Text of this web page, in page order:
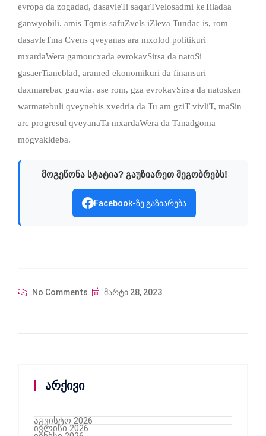
evropa da zogadad, dasavleTi saqarTvelosadmi keTiladaa
ganwyobili. amis Tqmis safuZvels iZleva Tundac is, rom
dasavleTma Cvens qveyanas ara mxolod politikuri
mxardaWera gamoucxada evrokavSirsa da natoSi
gasaerTianeblad, aramed ekonomikuri da finansuri
daxmarebac gauwia. ase rom, gza evrokavSirsa da natosken
warmatebuli qveynebis xvedria da Tu am gziT vivliT, maSin
arc progresul qveyanaTa mxardaWera da Tanadgoma
mogvakldeba.
მოგეწონა სტატია? გაუზიარეთ მეგობრებს!
Facebook-ზე გაზიარება
No Comments მარტი 28, 2023
არქივი
აგვისტო 2026
ივლისი 2026